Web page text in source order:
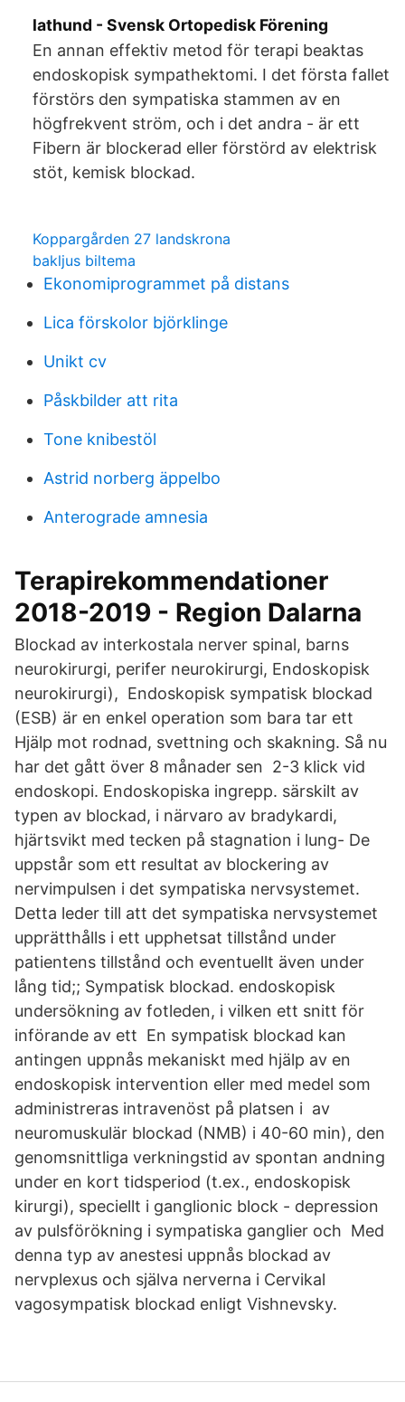
lathund - Svensk Ortopedisk Förening
En annan effektiv metod för terapi beaktas
endoskopisk sympathektomi. I det första fallet
förstörs den sympatiska stammen av en
högfrekvent ström, och i det andra - är ett
Fibern är blockerad eller förstörd av elektrisk
stöt, kemisk blockad.
Koppargården 27 landskrona
bakljus biltema
Ekonomiprogrammet på distans
Lica förskolor björklinge
Unikt cv
Påskbilder att rita
Tone knibestöl
Astrid norberg äppelbo
Anterograde amnesia
Terapirekommendationer
2018-2019 - Region Dalarna
Blockad av interkostala nerver spinal, barns
neurokirurgi, perifer neurokirurgi, Endoskopisk
neurokirurgi), Endoskopisk sympatisk blockad
(ESB) är en enkel operation som bara tar ett
Hjälp mot rodnad, svettning och skakning. Så nu
har det gått över 8 månader sen 2-3 klick vid
endoskopi. Endoskopiska ingrepp. särskilt av
typen av blockad, i närvaro av bradykardi,
hjärtsvikt med tecken på stagnation i lung- De
uppstår som ett resultat av blockering av
nervimpulsen i det sympatiska nervsystemet.
Detta leder till att det sympatiska nervsystemet
upprätthålls i ett upphetsat tillstånd under
patientens tillstånd och eventuellt även under
lång tid;; Sympatisk blockad. endoskopisk
undersökning av fotleden, i vilken ett snitt för
införande av ett En sympatisk blockad kan
antingen uppnås mekaniskt med hjälp av en
endoskopisk intervention eller med medel som
administreras intravenöst på platsen i av
neuromuskulär blockad (NMB) i 40-60 min), den
genomsnittliga verkningstid av spontan andning
under en kort tidsperiod (t.ex., endoskopisk
kirurgi), speciellt i ganglionic block - depression
av pulsförökning i sympatiska ganglier och Med
denna typ av anestesi uppnås blockad av
nervplexus och själva nerverna i Cervikal
vagosympatisk blockad enligt Vishnevsky.